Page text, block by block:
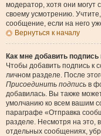
модератор, хотя они могут
своему усмотрению.
сообщение, если на него
Вернуться к началу
Как мне добавить
Чтобы добавить подпись к
личном разделе. После
Присоединить подпись в
добавилась. Вы также
умолчанию ко всем вашим
параграфе «Отправка
разделе. Несмотря на это,
отдельных сообщениях,